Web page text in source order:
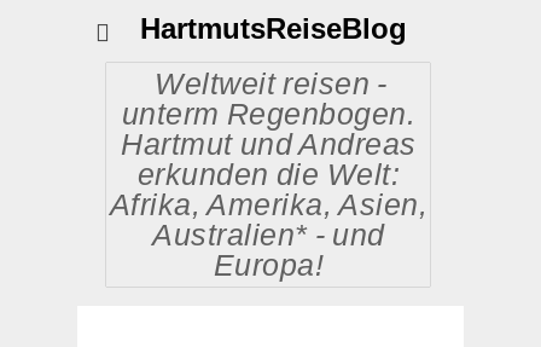
HartmutsReiseBlog
Weltweit reisen -
unterm Regenbogen.
Hartmut und Andreas
erkunden die Welt:
Afrika, Amerika, Asien,
Australien* - und
Europa!